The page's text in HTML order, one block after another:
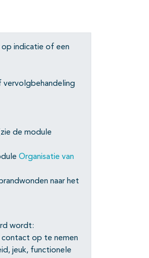
indicatie of een
vervolgbehandeling
de module
Organisatie van
naar het
wordt:
op te nemen
jeuk, functionele